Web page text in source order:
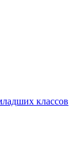
классов